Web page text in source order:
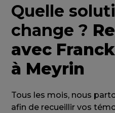
Quelle
change ?
avec
à Meyrin
Tous les mois, nous
afin de recueillir vos